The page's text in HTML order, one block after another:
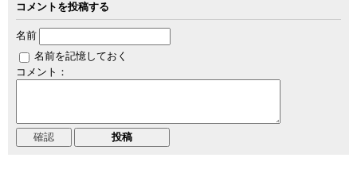
コメントを投稿する
名前
名前を記憶しておく
コメント：